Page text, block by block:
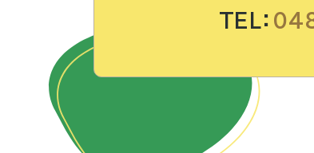
TEL：